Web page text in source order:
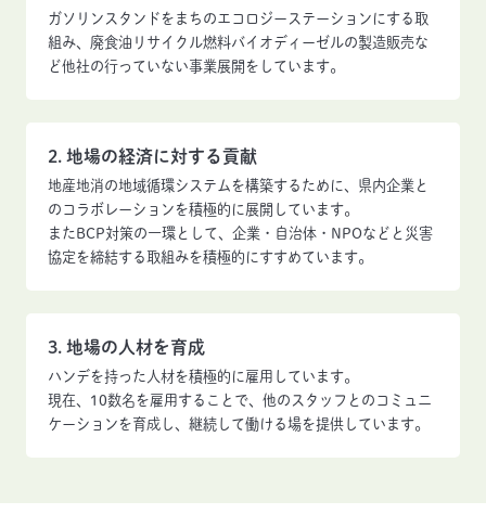
ガソリンスタンドをまちのエコロジーステーションにする取
組み、廃食油リサイクル燃料バイオディーゼルの製造販売な
ど他社の行っていない事業展開をしています。
2. 地場の経済に対する貢献
地産地消の地域循環システムを構築するために、県内企業と
のコラボレーションを積極的に展開しています。
またBCP対策の一環として、企業・自治体・NPOなどと災害
協定を締結する取組みを積極的にすすめています。
3. 地場の人材を育成
ハンデを持った人材を積極的に雇用しています。
現在、10数名を雇用することで、他のスタッフとのコミュニ
ケーションを育成し、継続して働ける場を提供しています。